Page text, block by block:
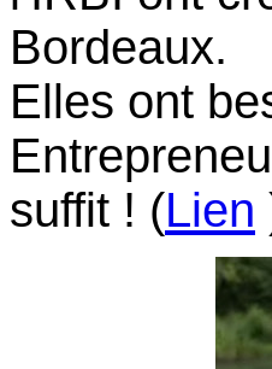
Bordeaux.
Elles ont
suffit ! (Lien